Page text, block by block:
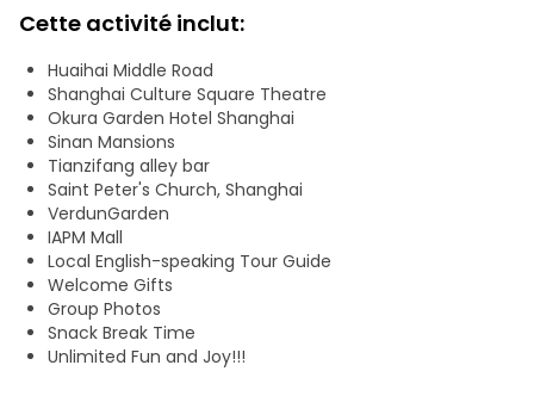
**QU'EST-CE QU'UNE "CONCESSION FRANÇAISE" ?
**Il s'agissait d'une zone de concession étrangère à
Shanghai de 1849 à 1943. Le quartier reste le premier
quartier résidentiel et commerçant de Shanghai, connu
pour son architecture de style européen, ses rues bordées
d'arbres, ses cafés et bars branchés et son riche
patrimoine artistique.
-Découvrez les récits enchanteurs de la Concession
française et son histoire vibrante au cours d'une
promenade de trois heures dans ce charmant quartier.
Découvrez les secrets de son statut de quartier le plus
apprécié des habitants et des expatriés, et plongez-vous
dans son héritage culturel !
POINTS FORTS DE L'EXCURSION
Cette activité inclut:
Huaihai Middle Road
Shanghai Culture Square Theatre
Okura Garden Hotel Shanghai
Sinan Mansions
Tianzifang alley bar
Saint Peter's Church, Shanghai
VerdunGarden
IAPM Mall
Local English-speaking Tour Guide
Welcome Gifts
Group Photos
Snack Break Time
Unlimited Fun and Joy!!!